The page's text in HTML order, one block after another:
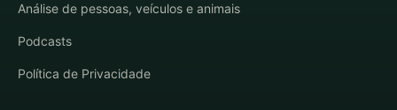
Análise de pessoas, veículos e animais
Podcasts
Política de Privacidade